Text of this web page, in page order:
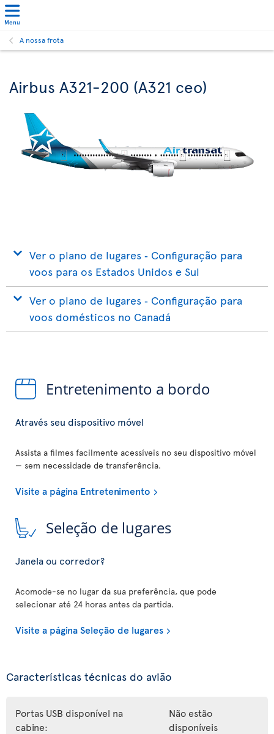
Menu
A nossa frota
Airbus A321-200 (A321 ceo)
Ver o plano de lugares ‐ Configuração para
voos para os Estados Unidos e Sul
Ver o plano de lugares ‐ Configuração para
voos domésticos no Canadá
Entretenimento a bordo
Através seu dispositivo móvel
Assista a filmes facilmente acessíveis no seu dispositivo móvel
— sem necessidade de transferência.
Visite a página Entretenimento
Seleção de lugares
Janela ou corredor?
Acomode-se no lugar da sua preferência, que pode
selecionar até 24 horas antes da partida.
Visite a página Seleção de lugares
Características técnicas do avião
Portas USB disponível na
cabine:
Não estão
disponíveis